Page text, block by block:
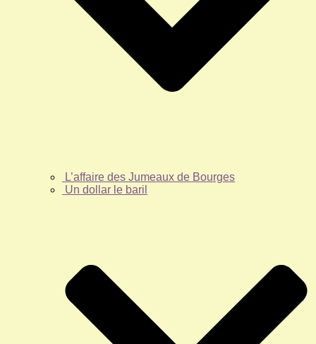
L’affaire des Jumeaux de Bourges
Un dollar le baril